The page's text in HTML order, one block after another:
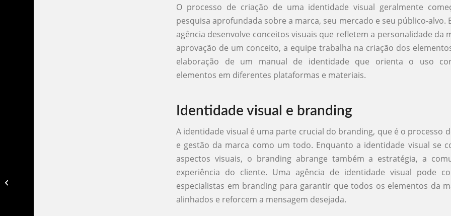
O processo de criação de uma identidade visual geralmente
pesquisa aprofundada sobre a marca, seu mercado e seu público-alvo.
agência desenvolve conceitos visuais que refletem a personalidade da
aprovação de um conceito, a equipe trabalha na criação dos
elaboração de um manual de identidade que orienta o uso
elementos em diferentes plataformas e materiais.
Identidade visual e branding
A identidade visual é uma parte crucial do branding, que é o processo
e gestão da marca como um todo. Enquanto a identidade visual se
aspectos visuais, o branding abrange também a estratégia, a
experiência do cliente. Uma agência de identidade visual pode
especialistas em branding para garantir que todos os elementos da
alinhados e reforcem a mensagem desejada.